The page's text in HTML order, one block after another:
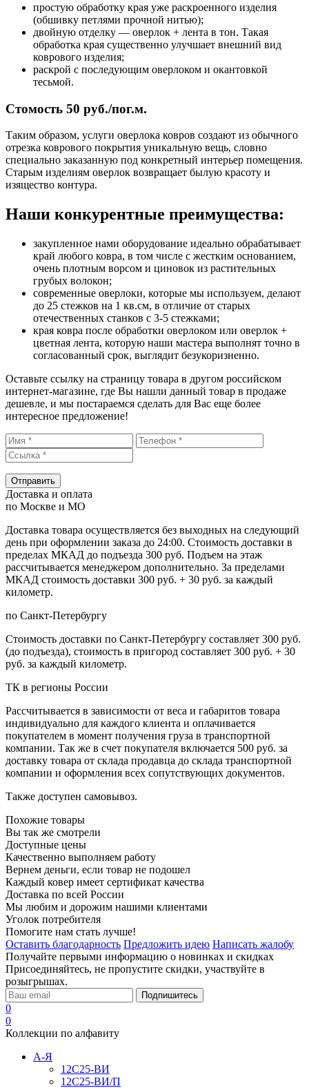
простую обработку края уже раскроенного изделия
(обшивку петлями прочной нитью);
двойную отделку — оверлок + лента в тон. Такая
обработка края существенно улучшает внешний вид
коврового изделия;
раскрой с последующим оверлоком и окантовкой
тесьмой.
Стомость 50 руб./пог.м.
Таким образом, услуги оверлока ковров создают из обычного
отрезка коврового покрытия уникальную вещь, словно
специально заказанную под конкретный интерьер помещения.
Старым изделиям оверлок возвращает былую красоту и
изящество контура.
Наши конкурентные преимущества:
закупленное нами оборудование идеально обрабатывает
край любого ковра, в том числе с жестким основанием,
очень плотным ворсом и циновок из растительных
грубых волокон;
современные оверлоки, которые мы используем, делают
до 25 стежков на 1 кв.см, в отличие от старых
отечественных станков с 3-5 стежками;
края ковра после обработки оверлоком или оверлок +
цветная лента, которую наши мастера выполнят точно в
согласованный срок, выглядит безукоризненно.
Оставьте ссылку на страницу товара в другом российском
интернет-магазине, где Вы нашли данный товар в продаже
дешевле, и мы постараемся сделать для Вас еще более
интересное предложение!
Отправить
Доставка и оплата
по Москве и МО
Доставка товара осуществляется без выходных на следующий
день при оформлении заказа до 24:00. Стоимость доставки в
пределах МКАД до подъезда 300 руб. Подъем на этаж
рассчитывается менеджером дополнительно. За пределами
МКАД стоимость доставки 300 руб. + 30 руб. за каждый
километр.
по Санкт-Петербургу
Стоимость доставки по Санкт-Петербургу составляет 300 руб.
(до подъезда), стоимость в пригород составляет 300 руб. + 30
руб. за каждый километр.
ТК в регионы России
Рассчитывается в зависимости от веса и габаритов товара
индивидуально для каждого клиента и оплачивается
покупателем в момент получения груза в транспортной
компании. Так же в счет покупателя включается 500 руб. за
доставку товара от склада продавца до склада транспортной
компании и оформления всех сопутствующих документов.
Также доступен самовывоз.
Похожие товары
Вы так же смотрели
Доступные цены
Качественно выполняем работу
Вернем деньги, если товар не подошел
Каждый ковер имеет сертификат качества
Доставка по всей России
Мы любим и дорожим нашими клиентами
Уголок потребителя
Помогите нам стать лучше!
Оставить благодарность Предложить идею Написать жалобу
Получайте первыми информацию о новинках и скидках
Присоединяйтесь, не пропустите скидки, участвуйте в
розыгрышах.
Подпишитесь
0
0
Коллекции по алфавиту
А-Я
12С25-ВИ
12С25-ВИ/П